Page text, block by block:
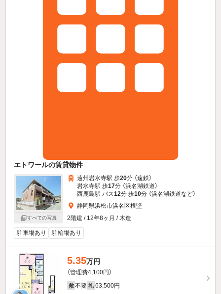
エトワールの賃貸物件
すべての写真
遠州岩水寺駅 歩20分 （遠鉄）
岩水寺駅 歩17分 （浜名湖鉄道）
西鹿島駅 バス12分 歩10分 （浜名湖鉄道など）
静岡県浜松市浜名区根堅
2階建 / 12年8ヶ月 / 木造
駐車場あり 駐輪場あり
5.35万円
（管理費4,100円）
敷 不要 礼 63,500円